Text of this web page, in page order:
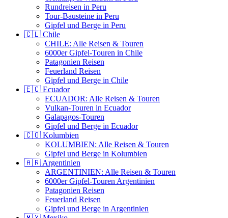
Rundreisen in Peru
Tour-Bausteine in Peru
Gipfel und Berge in Peru
🇨🇱 Chile
CHILE: Alle Reisen & Touren
6000er Gipfel-Touren in Chile
Patagonien Reisen
Feuerland Reisen
Gipfel und Berge in Chile
🇪🇨 Ecuador
ECUADOR: Alle Reisen & Touren
Vulkan-Touren in Ecuador
Galapagos-Touren
Gipfel und Berge in Ecuador
🇨🇴 Kolumbien
KOLUMBIEN: Alle Reisen & Touren
Gipfel und Berge in Kolumbien
🇦🇷 Argentinien
ARGENTINIEN: Alle Reisen & Touren
6000er Gipfel-Touren Argentinien
Patagonien Reisen
Feuerland Reisen
Gipfel und Berge in Argentinien